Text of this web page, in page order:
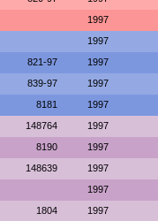
1997
1997
821-97 1997
839-97 1997
8181 1997
148764 1997
8190 1997
148639 1997
1997
1804 1997